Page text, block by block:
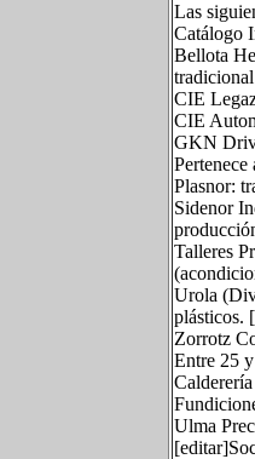
Las
Catálogo
Bellota
CIE
CIE
GKN
Plasnor:
Sidenor
Talleres
Urola
plásticos.
Zorrotz
Entre 25
Ulma